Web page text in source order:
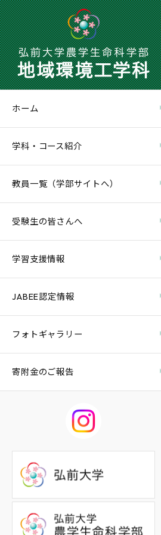
ホーム
学科・コース紹介
教員一覧（学部サイトへ）
受験生の皆さんへ
学習支援情報
JABEE認定情報
フォトギャラリー
寄附金のご報告